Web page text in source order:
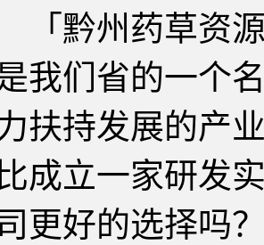
黔州药草资源
我们省的一个
扶持发展的产
成立一家研发
更好的选择吗